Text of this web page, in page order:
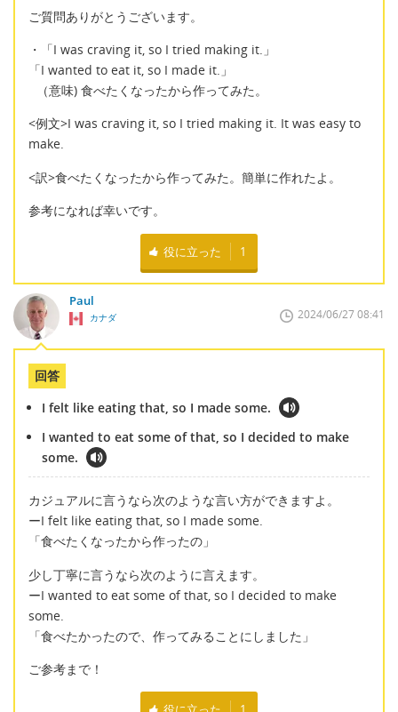
ご質問ありがとうございます。
・「I was craving it, so I tried making it.」
「I wanted to eat it, so I made it.」
（意味) 食べたくなったから作ってみた。
<例文>I was craving it, so I tried making it. It was easy to
make.
<訳>食べたくなったから作ってみた。簡単に作れたよ。
参考になれば幸いです。
役に立った 1
Paul
カナダ 2024/06/27 08:41
回答
I felt like eating that, so I made some.
I wanted to eat some of that, so I decided to make
some.
カジュアルに言うなら次のような言い方ができますよ。
ーI felt like eating that, so I made some.
「食べたくなったから作ったの」
少し丁寧に言うなら次のように言えます。
ーI wanted to eat some of that, so I decided to make
some.
「食べたかったので、作ってみることにしました」
ご参考まで！